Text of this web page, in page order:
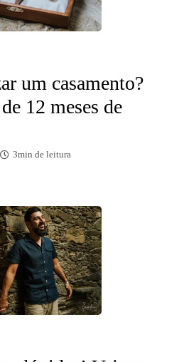
um casamento?
12 meses de
3min de leitura